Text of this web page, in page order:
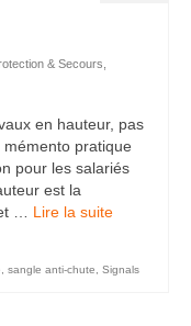
& Secours
en hauteur, pas
mémento pratique
pour les salariés
est la
… Lire la suite­­
sangle anti-chute Signals